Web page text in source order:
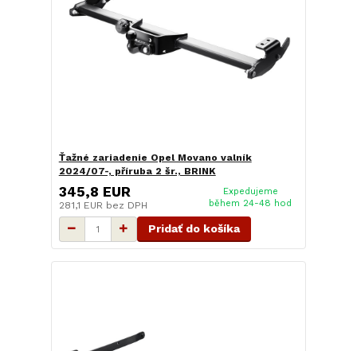
Ťažné zariadenie Opel Movano valník
2024/07-, příruba 2 šr., BRINK
345,8 EUR
281,1 EUR bez DPH
Expedujeme
během 24-48 hod
Pridať do košíka